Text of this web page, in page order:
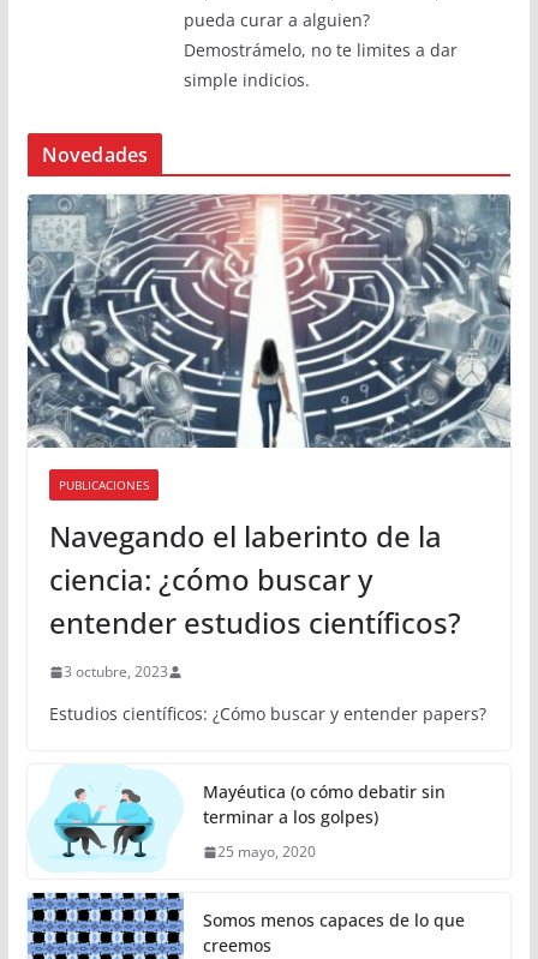
pueda curar a alguien?
Demostrámelo, no te limites a dar
simple indicios.
Novedades
PUBLICACIONES
Navegando el laberinto de la
ciencia: ¿cómo buscar y
entender estudios científicos?
3 octubre, 2023
Estudios científicos: ¿Cómo buscar y entender papers?
Mayéutica (o cómo debatir sin
terminar a los golpes)
25 mayo, 2020
Somos menos capaces de lo que
creemos